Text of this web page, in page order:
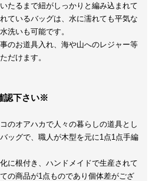
たるまで紐がしっかりと編み込まれて
ているバッグは、水に濡れても平気な
洗いも可能です。
のお道具入れ、海や山へのレジャー等
だけます。
認下さい※
のオアハカで人々の暮らしの道具とし
ッグで、職人が木型を元に1点1点手編
に根付き、ハンドメイドで生産されて
の商品が1点ものであり個体差がござ